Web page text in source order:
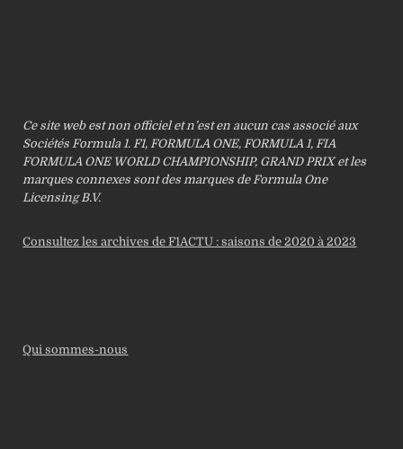
Ce site web est non officiel et n’est en aucun cas associé aux
Sociétés Formula 1. F1, FORMULA ONE, FORMULA 1, FIA
FORMULA ONE WORLD CHAMPIONSHIP, GRAND PRIX et les
marques connexes sont des marques de Formula One
Licensing B.V.
Consultez les archives de F1ACTU : saisons de 2020 à 2023
Qui sommes-nous